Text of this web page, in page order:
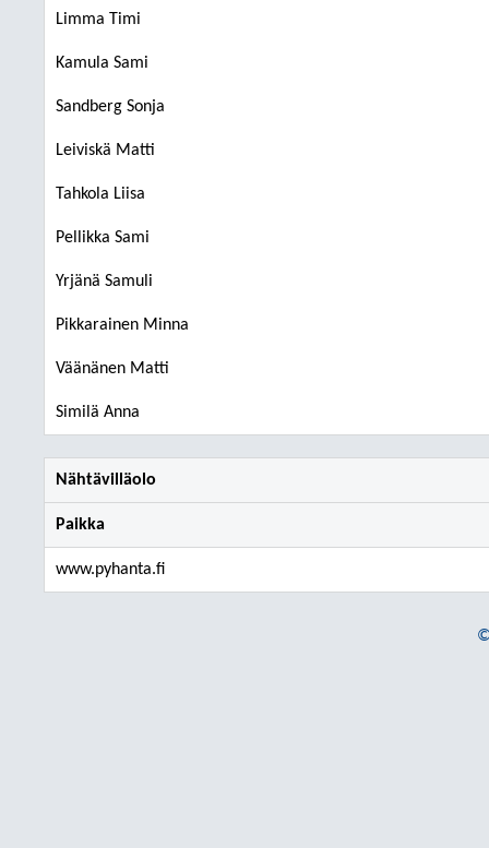
Limma Timi
Kamula Sami
Sandberg Sonja
Leiviskä Matti
Tahkola Liisa
Pellikka Sami
Yrjänä Samuli
Pikkarainen Minna
Väänänen Matti
Similä Anna
Nähtävilläolo
Paikka
www.pyhanta.fi